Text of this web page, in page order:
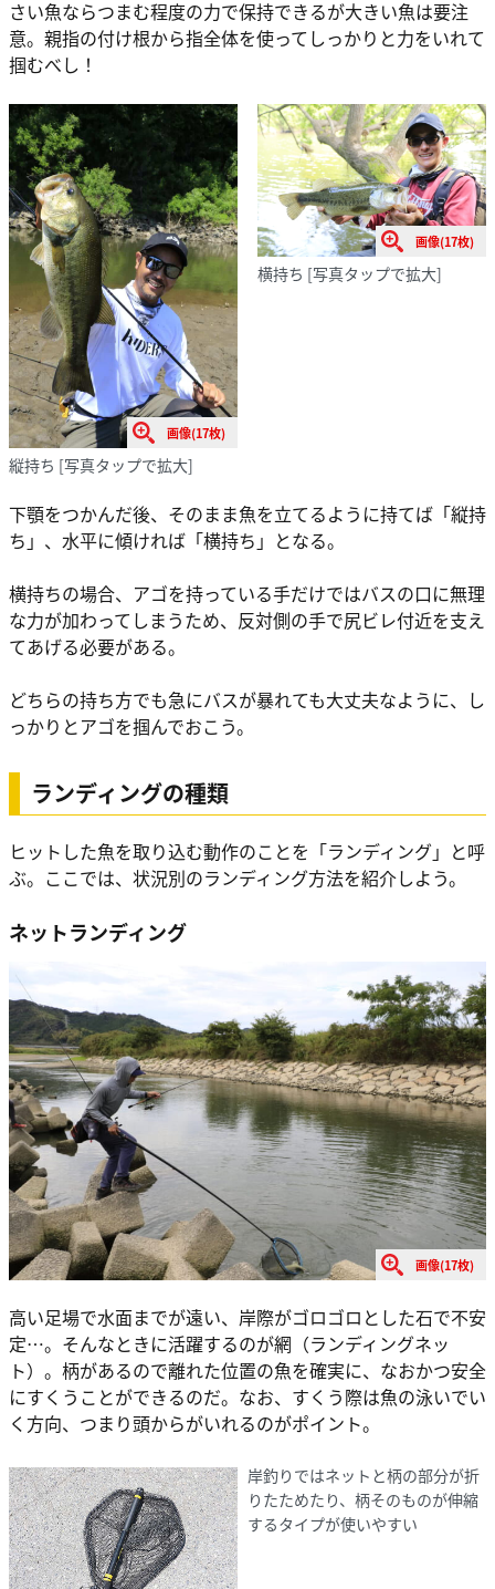
さい魚ならつまむ程度の力で保持できるが大きい魚は要注
意。親指の付け根から指全体を使ってしっかりと力をいれて
掴むべし！
画像(17枚)
縦持ち [写真タップで拡大]
画像(17枚)
横持ち [写真タップで拡大]
下顎をつかんだ後、そのまま魚を立てるように持てば「縦持
ち」、水平に傾ければ「横持ち」となる。
横持ちの場合、アゴを持っている手だけではバスの口に無理
な力が加わってしまうため、反対側の手で尻ビレ付近を支え
てあげる必要がある。
どちらの持ち方でも急にバスが暴れても大丈夫なように、し
っかりとアゴを掴んでおこう。
ランディングの種類
ヒットした魚を取り込む動作のことを「ランディング」と呼
ぶ。ここでは、状況別のランディング方法を紹介しよう。
ネットランディング
画像(17枚)
高い足場で水面までが遠い、岸際がゴロゴロとした石で不安
定…。そんなときに活躍するのが網（ランディングネッ
ト）。柄があるので離れた位置の魚を確実に、なおかつ安全
にすくうことができるのだ。なお、すくう際は魚の泳いでい
く方向、つまり頭からがいれるのがポイント。
岸釣りではネットと柄の部分が折
りたためたり、柄そのものが伸縮
するタイプが使いやすい